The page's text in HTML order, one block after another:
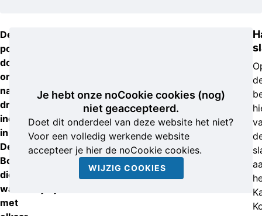
De
politie
doet
onderzoek
naar
drie
incidenten
in
Den
Bosch
die
waarschijnlijk
met
Je hebt onze noCookie cookies (nog)
niet geaccepteerd.
Doet dit onderdeel van deze website het niet?
Voor een volledig werkende website
accepteer je hier de noCookie cookies.
WIJZIG COOKIES